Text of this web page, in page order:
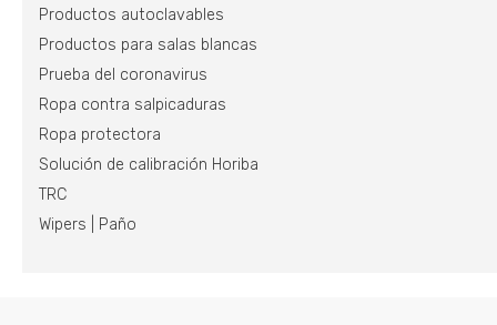
Productos autoclavables
Productos para salas blancas
Prueba del coronavirus
Ropa contra salpicaduras
Ropa protectora
Solución de calibración Horiba
TRC
Wipers | Paño